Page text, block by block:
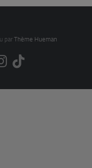
par Thème Hueman